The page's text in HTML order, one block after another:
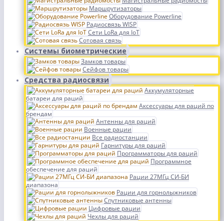
Маршрутизаторы
Оборудование Powerline
Радиосвязь WISP
Сети LoRa для IoT
Сотовая связь
Системы биометрические
Замков товары
Сейфов товары
Средства радиосвязи
Аккумуляторные
батареи для раций
Аксессуары для раций по
брендам
Антенны для раций
Военные рации
Все радиостанции
Гарнитуры для раций
Программаторы для раций
Программное
обеспечение для раций
Рации 27МГц СИ-БИ
диапазона
Рации для горнолыжников
Спутниковые антенны
Цифровые рации
Чехлы для раций